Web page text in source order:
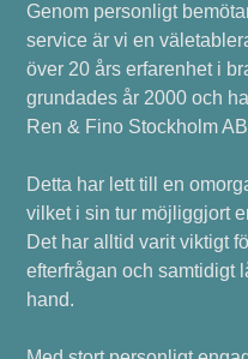
Genom personligt
service är vi en
över 20 års erfarenhet i
grundades år 2000 och
Ren & Fino Stockholm
Detta har lett till en
vilket i sin tur möjliggjort
Det har alltid varit viktigt
efterfrågan och samtidigt
hand.